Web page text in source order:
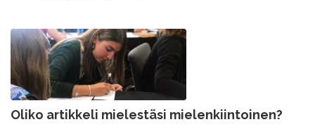
Oliko artikkeli mielestäsi mielenkiintoinen?